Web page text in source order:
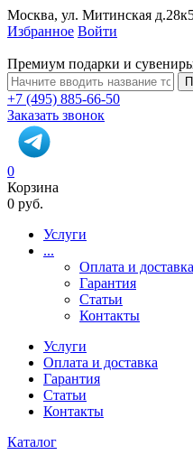
Москва, ул. Митинская
Избранное Войти
Премиум подарки и
+7 (495) 885-66-50
Заказать звонок
0
Корзина
0 руб.
Услуги
...
Оплата и доставка
Гарантия
Статьи
Контакты
Услуги
Оплата и доставка
Гарантия
Статьи
Контакты
Каталог